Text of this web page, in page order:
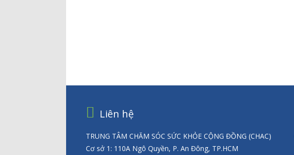
Liên hệ
TRUNG TÂM CHĂM SÓC SỨC KHỎE CỘNG ĐỒNG (CHAC)
Cơ sở 1: 110A Ngô Quyền, P. An Đông, TP.HCM